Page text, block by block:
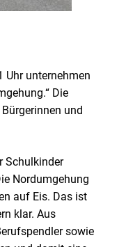
Uhr unternehmen
Die
und
Schulkinder
Nordumgehung
auf Eis. Das ist
klar. Aus
sowie